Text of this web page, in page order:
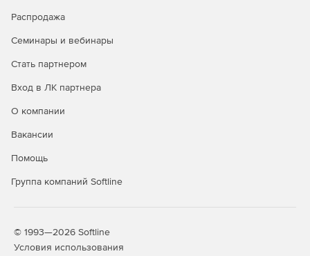
Распродажа
Семинары и вебинары
Стать партнером
Вход в ЛК партнера
О компании
Вакансии
Помощь
Группа компаний Softline
© 1993—2026 Softline
Условия использования